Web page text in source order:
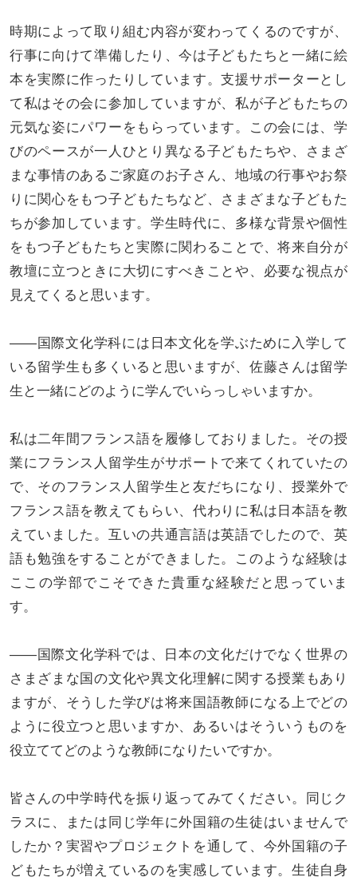
時期によって取り組む内容が変わってくるのですが、
行事に向けて準備したり、今は子どもたちと一緒に絵
本を実際に作ったりしています。支援サポーターとし
て私はその会に参加していますが、私が子どもたちの
元気な姿にパワーをもらっています。この会には、学
びのペースが一人ひとり異なる子どもたちや、さまざ
まな事情のあるご家庭のお子さん、地域の行事やお祭
りに関心をもつ子どもたちなど、さまざまな子どもた
ちが参加しています。学生時代に、多様な背景や個性
をもつ子どもたちと実際に関わることで、将来自分が
教壇に立つときに大切にすべきことや、必要な視点が
見えてくると思います。
――国際文化学科には日本文化を学ぶために入学して
いる留学生も多くいると思いますが、佐藤さんは留学
生と一緒にどのように学んでいらっしゃいますか。
私は二年間フランス語を履修しておりました。その授
業にフランス人留学生がサポートで来てくれていたの
で、そのフランス人留学生と友だちになり、授業外で
フランス語を教えてもらい、代わりに私は日本語を教
えていました。互いの共通言語は英語でしたので、英
語も勉強をすることができました。このような経験は
ここの学部でこそできた貴重な経験だと思っていま
す。
――国際文化学科では、日本の文化だけでなく世界の
さまざまな国の文化や異文化理解に関する授業もあり
ますが、そうした学びは将来国語教師になる上でどの
ように役立つと思いますか、あるいはそういうものを
役立ててどのような教師になりたいですか。
皆さんの中学時代を振り返ってみてください。同じク
ラスに、または同じ学年に外国籍の生徒はいませんで
したか？実習やプロジェクトを通して、今外国籍の子
どもたちが増えているのを実感しています。生徒自身